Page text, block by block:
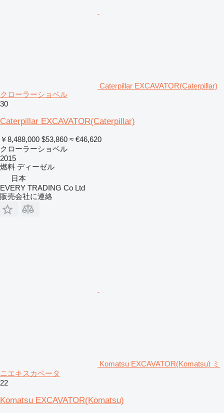
Caterpillar EXCAVATOR(Caterpillar)
クローラーショベル
30
Caterpillar EXCAVATOR(Caterpillar)
￥8,488,000 $53,860 ≈ €46,620
クローラーショベル
2015
燃料 ディーゼル
日本
EVERY TRADING Co Ltd
販売会社に連絡
Komatsu EXCAVATOR(Komatsu) ミ
ニエキスカベータ
22
Komatsu EXCAVATOR(Komatsu)